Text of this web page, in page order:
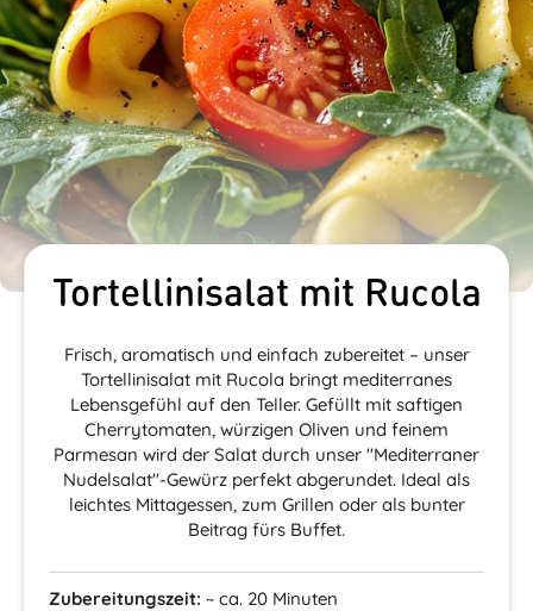
Tortellinisalat mit Rucola
Frisch, aromatisch und einfach zubereitet – unser
Tortellinisalat mit Rucola bringt mediterranes
Lebensgefühl auf den Teller. Gefüllt mit saftigen
Cherrytomaten, würzigen Oliven und feinem
Parmesan wird der Salat durch unser "Mediterraner
Nudelsalat"-Gewürz perfekt abgerundet. Ideal als
leichtes Mittagessen, zum Grillen oder als bunter
Beitrag fürs Buffet.
Zubereitungszeit: ~ ca. 20 Minuten